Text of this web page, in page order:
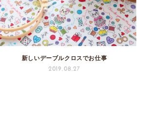
新しいデーブルクロスでお仕事
2019.08.27